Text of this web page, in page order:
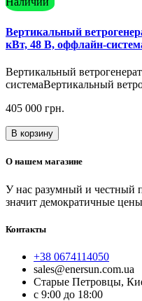
Вертикальный
кВт, 48 В, оффлайн-
Вертикальный
системаВертикальный
405 000 грн.
В корзину
О нашем магазине
У нас разумный и честный
значит демократичные цены
Контакты
+38 0674114050
sales@enersun.com.ua
Старые Петровцы,
c 9:00 до 18:00